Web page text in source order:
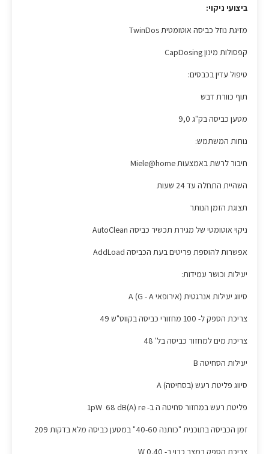
ביצועי ניקוי:
מזיגת נוזל כביסה אוטומטית TwinDos
קפסולות מינון CapDosing
טיפול עדין בכבסים:
תוף כוורת דבש
מטען כביסה בק"ג 9,0
נוחות המשתמש:
חיבור לרשת באמצעות Miele@home
השהיית התחלה עד 24 שעות
תצוגת הזמן הנותר
ניקוי אוטומטי של מגירת תכשיר כביסה AutoClean
אפשרות להוספת פריטים בעת הכביסה AddLoad
יעילות וכושר עמידות:
סיווג יעילות אנרגטית (אירופאי G - A) A
צריכת הספק ל- 100 מחזורי כביסה בקווט"ש 49
צריכת מים למחזור כביסה בל' 48
יעילות הסחיטה B
סיווג פליטת רעש (בסחיטה) A
פליטת רעש במחזור סחיטה ה ב- 1pW 68 dB(A) re
זמן הכביסה בתוכנית "כותנה 40-60" במטען כביסה מלא בדקות 209
צריכת הספק במצב כבוי ב- W 0.40